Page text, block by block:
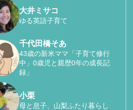
大井ミサコ
ゆる英語子育て
千代田橋そあ
43歳の新米ママ「子育て修行
中」0歳児と親歴0年の成長記
録」
小栗
母と息子、山梨ふたり暮らし